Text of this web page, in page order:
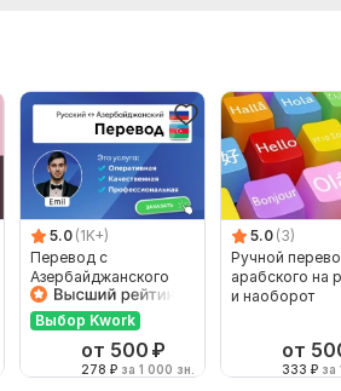
5.0 (1K+)
Перевод с
Азербайджанского
языка и на
Азербайджанский
язык от носителя
Выбор Kwork
от 500 ₽
278 ₽ за 1 000 зн.
5.0 (3)
Ручной
арабского на
и наоборот
от
333 ₽ за